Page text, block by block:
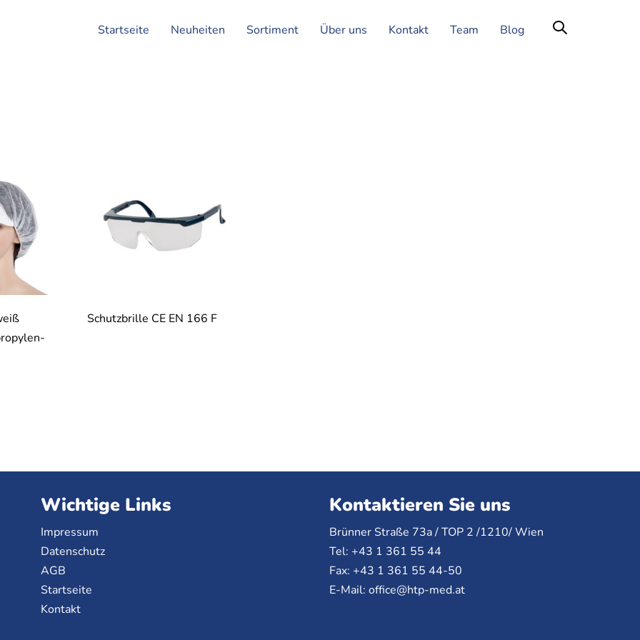
Startseite Neuheiten Sortiment Über uns Kontakt Team Blog
Schutzbrille CE EN 166 F
Wichtige Links
Impressum
Datenschutz
AGB
Startseite
Kontakt
Kontaktieren Sie uns
Brünner Straße 73a /TOP2 /1210/ Wien
Tel: +43 1 361 55 44
Fax: +43 1 361 55 44-50
E-Mail: office@htp-med.at